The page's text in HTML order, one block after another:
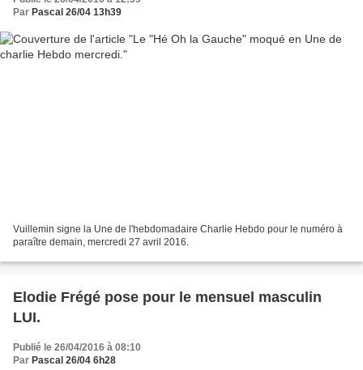
Par Pascal 26/04 13h39
Vuillemin signe la Une de l'hebdomadaire Charlie Hebdo pour le numéro à
paraître demain, mercredi 27 avril 2016.
Elodie Frégé pose pour le mensuel masculin
LUI.
Publié le 26/04/2016 à 08:10
Par Pascal 26/04 6h28